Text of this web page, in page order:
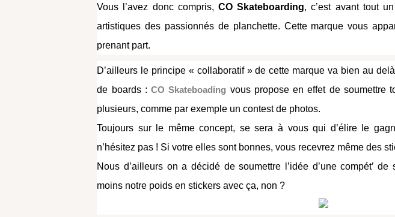
Vous l’avez donc compris, CO Skateboarding, c’est avant tout
artistiques des passionnés de planchette. Cette marque vous
prenant part.
D’ailleurs le principe « collaboratif » de cette marque va bien au
de boards :CO Skateboading vous propose en effet de soumettre
plusieurs, comme par exemple un contest de photos.
Toujours sur le même concept, se sera à vous qui d’élire le
n’hésitez pas ! Si votre elles sont bonnes, vous recevrez même des
Nous d’ailleurs on a décidé de soumettre l’idée d’une compét’
moins notre poids en stickers avec ça, non ?